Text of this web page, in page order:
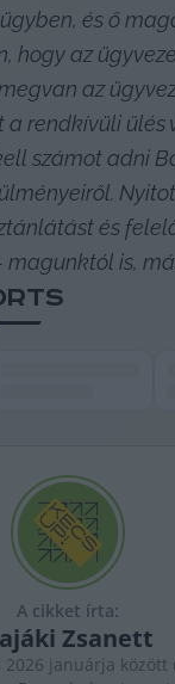
és ő
hogy az
az
a rendkívüli ülés
számot adni
és
is,
A cikket írta:
Zsanett
2026 januárja között